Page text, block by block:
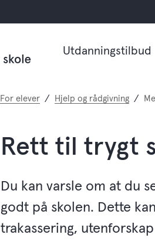
Utdanningstilbud
For elever Hjelp og rådgivning
Rett til trygt
Du kan varsle om at du
godt på skolen. Dette
trakassering,